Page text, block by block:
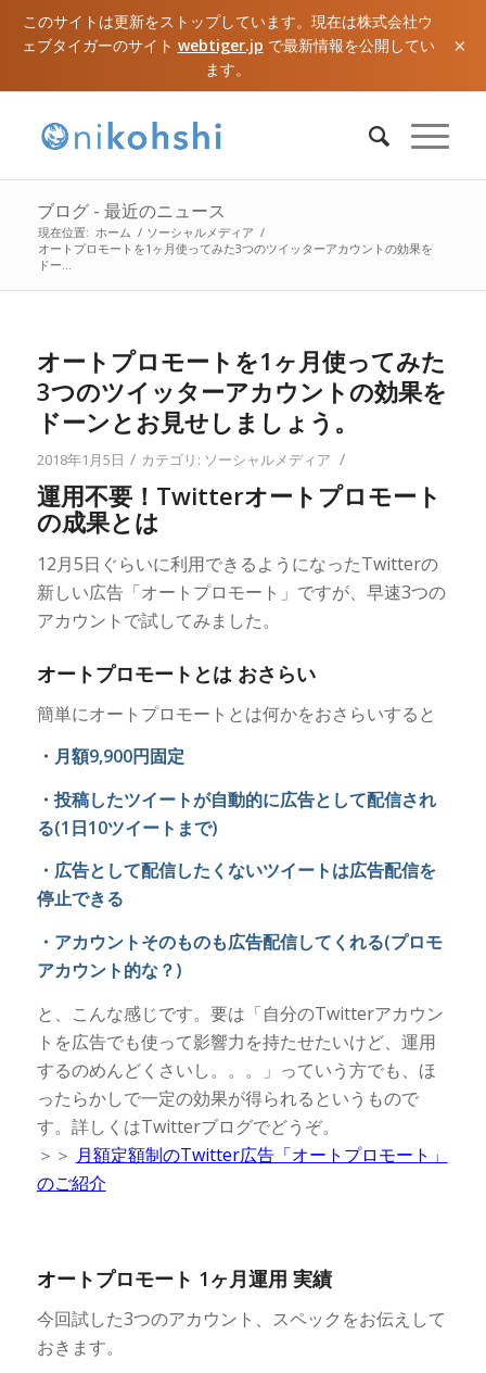
このサイトは更新をストップしています。現在は株式会社ウ
ェブタイガーのサイト webtiger.jp で最新情報を公開してい
ます。
×
ブログ - 最近のニュース
現在位置: ホーム / ソーシャルメディア /
オートプロモートを1ヶ月使ってみた3つのツイッターアカウントの効果を
ドー...
オートプロモートを1ヶ月使ってみた
3つのツイッターアカウントの効果を
ドーンとお見せしましょう。
2018年1月5日 / カテゴリ: ソーシャルメディア /
運用不要！Twitterオートプロモート
の成果とは
12月5日ぐらいに利用できるようになったTwitterの
新しい広告「オートプロモート」ですが、早速3つの
アカウントで試してみました。
オートプロモートとは おさらい
簡単にオートプロモートとは何かをおさらいすると
・月額9,900円固定
・投稿したツイートが自動的に広告として配信され
る(1日10ツイートまで)
・広告として配信したくないツイートは広告配信を
停止できる
・アカウントそのものも広告配信してくれる(プロモ
アカウント的な？)
と、こんな感じです。要は「自分のTwitterアカウン
トを広告でも使って影響力を持たせたいけど、運用
するのめんどくさいし。。。」っていう方でも、ほ
ったらかしで一定の効果が得られるというもので
す。詳しくはTwitterブログでどうぞ。
＞＞ 月額定額制のTwitter広告「オートプロモート」
のご紹介
オートプロモート 1ヶ月運用 実績
今回試した3つのアカウント、スペックをお伝えして
おきます。